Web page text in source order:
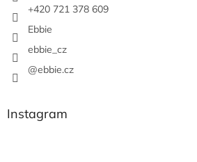
+420 721 378 609
Ebbie
ebbie_cz
@ebbie.cz
Instagram